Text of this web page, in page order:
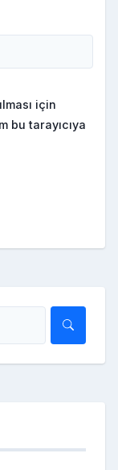
için
bu tarayıcıya